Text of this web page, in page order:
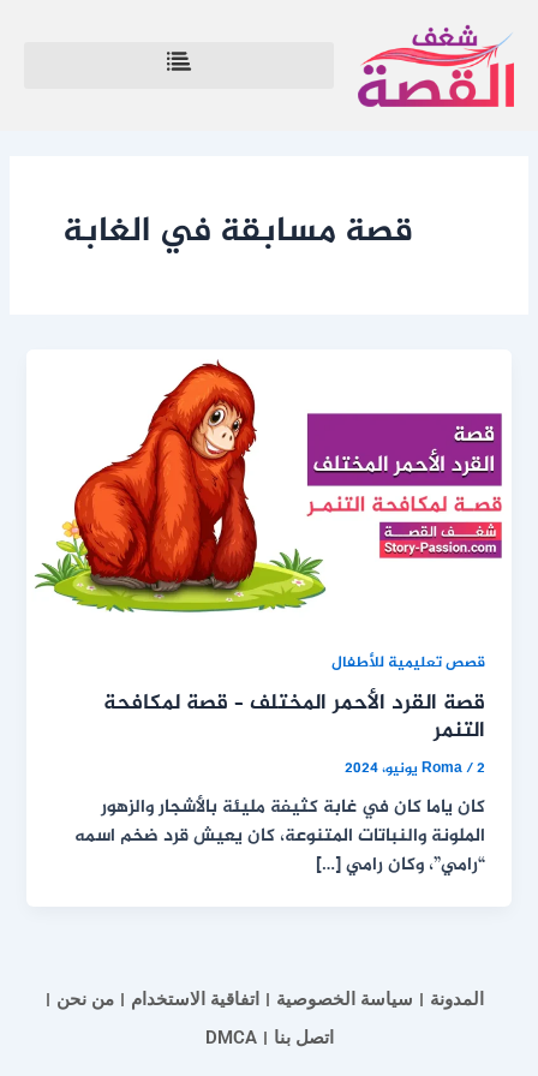
إلى
المحتوى
قصة مسابقة في الغابة
قصص تعليمية للأطفال
قصة القرد الأحمر المختلف – قصة لمكافحة
التنمر
Roma/2 يونيو، 2024
كان ياما كان في غابة كثيفة مليئة بالأشجار والزهور
الملونة والنباتات المتنوعة، كان يعيش قرد ضخم اسمه
“رامي”، وكان رامي […]
المدونة سياسة الخصوصية اتفاقية الاستخدام
من نحن
اتصل بنا
DMCA